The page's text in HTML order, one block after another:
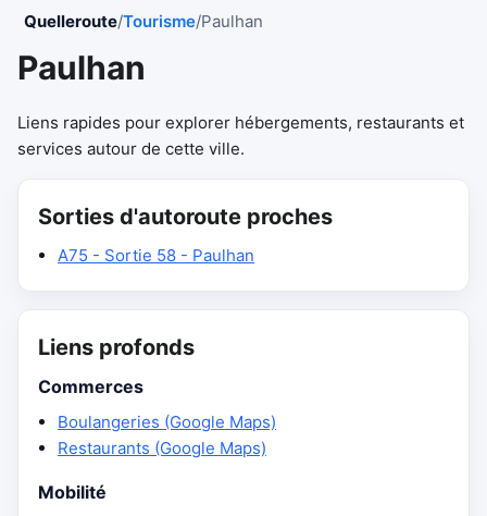
Quelleroute/Tourisme/Paulhan
Paulhan
Liens rapides pour explorer hébergements, restaurants et
services autour de cette ville.
Sorties d'autoroute proches
A75 - Sortie 58 - Paulhan
Liens profonds
Commerces
Boulangeries (Google Maps)
Restaurants (Google Maps)
Mobilité